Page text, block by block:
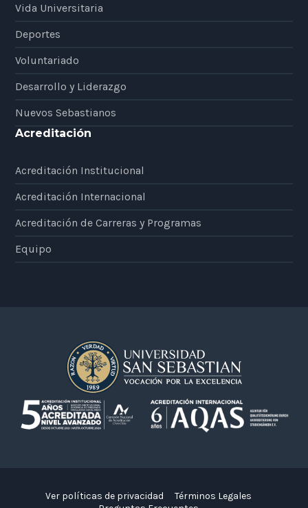
Vida Universitaria
Deportes
Voluntariado
Desarrollo y Liderazgo
Nuevos Sebastianos
Acreditación
Acreditación Institucional
Acreditación Internacional
Acreditación de Carreras y Programas
Equipo
Ver políticas de privacidad
Términos Legales